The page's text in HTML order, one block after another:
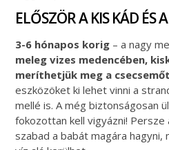
ELŐSZÖR A KIS KÁD ÉS
3-6 hónapos korig – a nagy
meleg vizes medencében,
meríthetjük meg a
eszközöket ki lehet vinni a
mellé is. A még biztonságosan
fokozottan kell vigyázni! Persze
szabad a babát magára